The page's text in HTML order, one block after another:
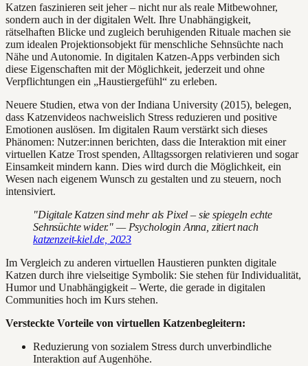
Katzen faszinieren seit jeher – nicht nur als reale Mitbewohner,
sondern auch in der digitalen Welt. Ihre Unabhängigkeit,
rätselhaften Blicke und zugleich beruhigenden Rituale machen sie
zum idealen Projektionsobjekt für menschliche Sehnsüchte nach
Nähe und Autonomie. In digitalen Katzen-Apps verbinden sich
diese Eigenschaften mit der Möglichkeit, jederzeit und ohne
Verpflichtungen ein „Haustiergefühl“ zu erleben.
Neuere Studien, etwa von der Indiana University (2015), belegen,
dass Katzenvideos nachweislich Stress reduzieren und positive
Emotionen auslösen. Im digitalen Raum verstärkt sich dieses
Phänomen: Nutzer:innen berichten, dass die Interaktion mit einer
virtuellen Katze Trost spenden, Alltagssorgen relativieren und sogar
Einsamkeit mindern kann. Dies wird durch die Möglichkeit, ein
Wesen nach eigenem Wunsch zu gestalten und zu steuern, noch
intensiviert.
"Digitale Katzen sind mehr als Pixel – sie spiegeln echte
Sehnsüchte wider." — Psychologin Anna, zitiert nach
katzenzeit-kiel.de, 2023
Im Vergleich zu anderen virtuellen Haustieren punkten digitale
Katzen durch ihre vielseitige Symbolik: Sie stehen für Individualität,
Humor und Unabhängigkeit – Werte, die gerade in digitalen
Communities hoch im Kurs stehen.
Versteckte Vorteile von virtuellen Katzenbegleitern:
Reduzierung von sozialem Stress durch unverbindliche
Interaktion auf Augenhöhe.